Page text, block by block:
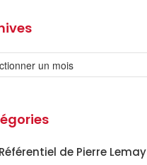
de Pierre Lemay